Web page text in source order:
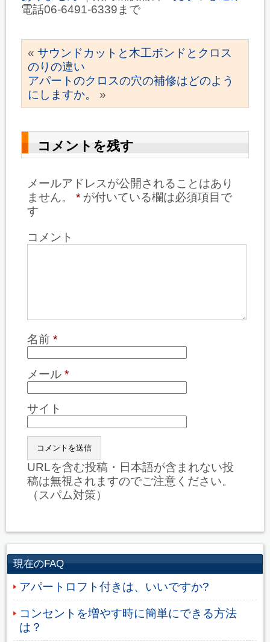
電話06-6491-6339まで
« サウンドカットと木工ボンドとクロス
のりの違い
アパートのクロスの穴の補修はどのよう
にしますか。
»
コメントを残す
メールアドレスが公開されることはあり
ません。
* が付いている欄は必須項目で
す
コメント
名前 *
メール *
サイト
URLを含む投稿・日本語が含まれない投
稿は無視されますのでご注意ください。
（スパム対策）
現在のFAQ
アパートロフト付きは、いいですか?
コンセントを増やす時に簡単にできる方法
は？